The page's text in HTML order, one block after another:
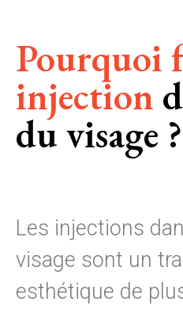
Pourquoi
injection
du visage ?
Les injections
visage sont un
esthétique de